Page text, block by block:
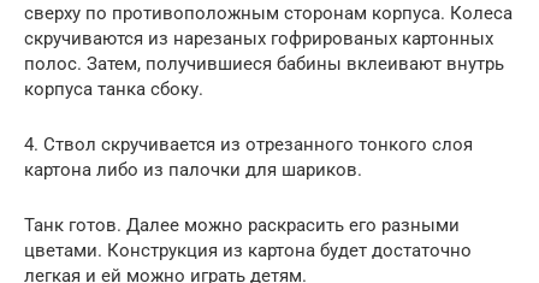
сверху по противоположным сторонам корпуса. Колеса
скручиваются из нарезаных гофрированых картонных
полос. Затем, получившиеся бабины вклеивают внутрь
корпуса танка сбоку.
4. Ствол скручивается из отрезанного тонкого слоя
картона либо из палочки для шариков.
Танк готов. Далее можно раскрасить его разными
цветами. Конструкция из картона будет достаточно
легкая и ей можно играть детям.